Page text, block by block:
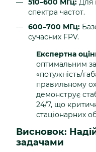
510–600 МГц: Для
спектра частот.
600–700 МГц:
сучасних FPV.
Експертна
оптимальним
«потужність/
правильному
демонструє
24/7, що
стаціонарних
Висновок:
задачами